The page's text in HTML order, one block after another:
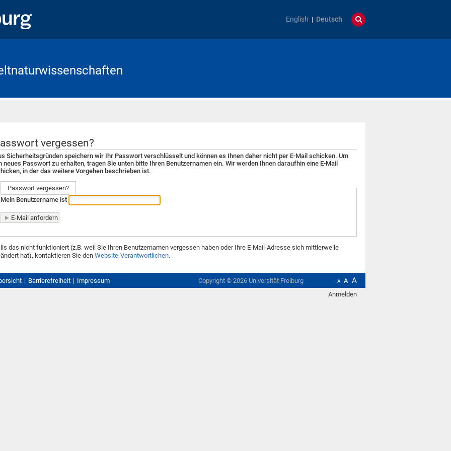
English Deutsch
vergessen?
Sicherheitsgründen speichern wir Ihr Passwort verschlüsselt und können es Ihnen daher nicht per E-Mail schicken. Um
neues Passwort zu erhalten, tragen Sie unten bitte Ihren Benutzernamen ein. Wir werden Ihnen daraufhin eine E-Mail
in der das weitere Vorgehen beschrieben ist.
Passwort vergessen?
Mein Benutzername ist
das nicht funktioniert (z.B. weil Sie Ihren Benutzernamen vergessen haben oder Ihre E-Mail-Adresse sich mittlerweile
hat), kontaktieren Sie den Website-Verantwortlichen.
Barrierefreiheit Impressum A A A
Copyright © 2026Universität Freiburg
Anmelden